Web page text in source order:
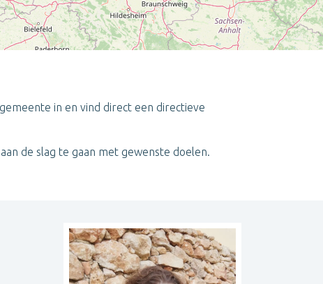
Leaflet
in en vind direct een directieve
de slag te gaan met gewenste doelen.